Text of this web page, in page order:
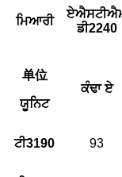
ਮਿਆਰੀ
ਡੀ2240
单位
ਯੂਨਿਟ
ਕੰਢਾ ਏ
ਟੀ3190 93